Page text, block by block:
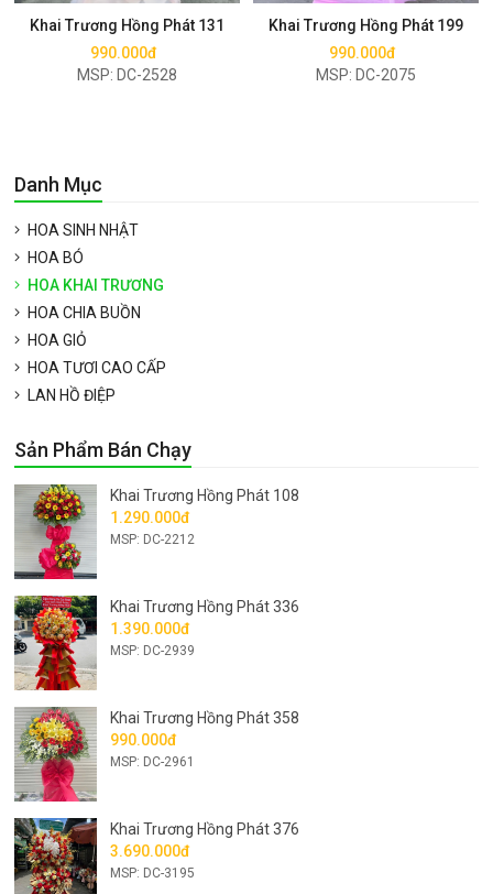
Khai Trương Hồng Phát 131
990.000đ
MSP: DC-2528
Khai Trương Hồng Phát 199
990.000đ
MSP: DC-2075
Danh Mục
HOA SINH NHẬT
HOA BÓ
HOA KHAI TRƯƠNG
HOA CHIA BUỒN
HOA GIỎ
HOA TƯƠI CAO CẤP
LAN HỒ ĐIỆP
Sản Phẩm Bán Chạy
Khai Trương Hồng Phát 108
1.290.000đ
MSP: DC-2212
Khai Trương Hồng Phát 336
1.390.000đ
MSP: DC-2939
Khai Trương Hồng Phát 358
990.000đ
MSP: DC-2961
Khai Trương Hồng Phát 376
3.690.000đ
MSP: DC-3195